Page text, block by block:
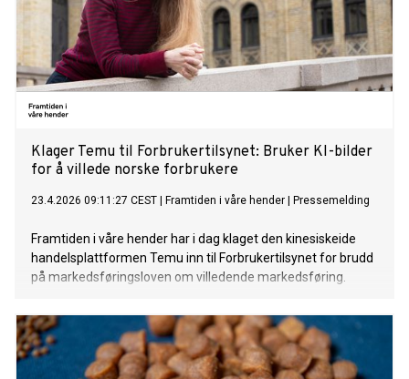
Klager Temu til Forbrukertilsynet: Bruker KI-bilder
for å villede norske forbrukere
23.4.2026 09:11:27 CEST Framtiden i våre hender Pressemelding
Framtiden i våre hender har i dag klaget den kinesiskeide
handelsplattformen Temu inn til Forbrukertilsynet for brudd
på markedsføringsloven om villedende markedsføring.